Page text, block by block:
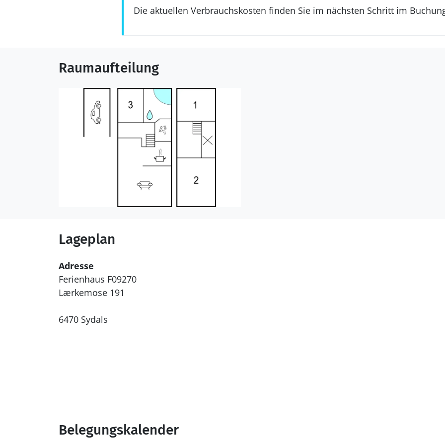
Die aktuellen Verbrauchskosten finden Sie im nächsten Schritt im
Raumaufteilung
Lageplan
Adresse
Ferienhaus F09270
Lærkemose 191
6470 Sydals
Belegungskalender